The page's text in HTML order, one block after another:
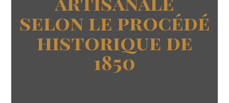
selon le procédé
historique de
1850